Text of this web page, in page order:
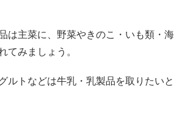
は主菜に、野菜やきのこ・いも類・海
てみましょう。
ルトなどは牛乳・乳製品を取りたいと